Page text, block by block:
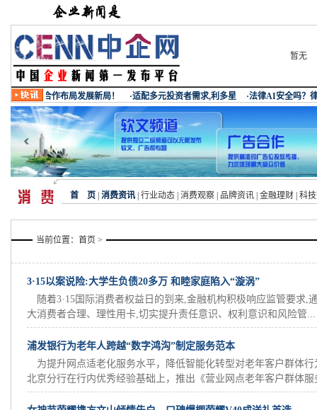
暂无
首 页 消费资讯 行业动态 消费观察 品牌资讯 金融理财 科
当前位置： 首页 >
3·15以案说险:大学生负债20多万 和睦家庭陷入“漩涡”
随着3·15国际消费者权益日的到来,金融机构积极响应监管要求,
大消费者合理、理性用卡,切实提升责任意识、权利意识和风险管...
浦发银行为老年人跨越“数字鸿沟”制定服务范本
为提升网点适老化服务水平，降低智能化转型对老年客户群体
北京分行在行内优秀经验基础上，推出《营业网点老年客户群体服